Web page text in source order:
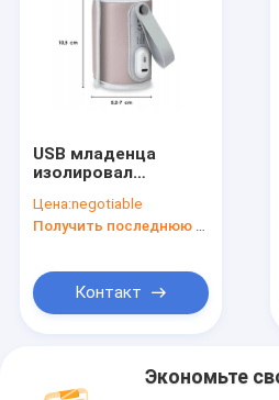
USB младенца
изолировал
бутылки
перемещения для
Цена:negotiable
Контакт
Экономьте